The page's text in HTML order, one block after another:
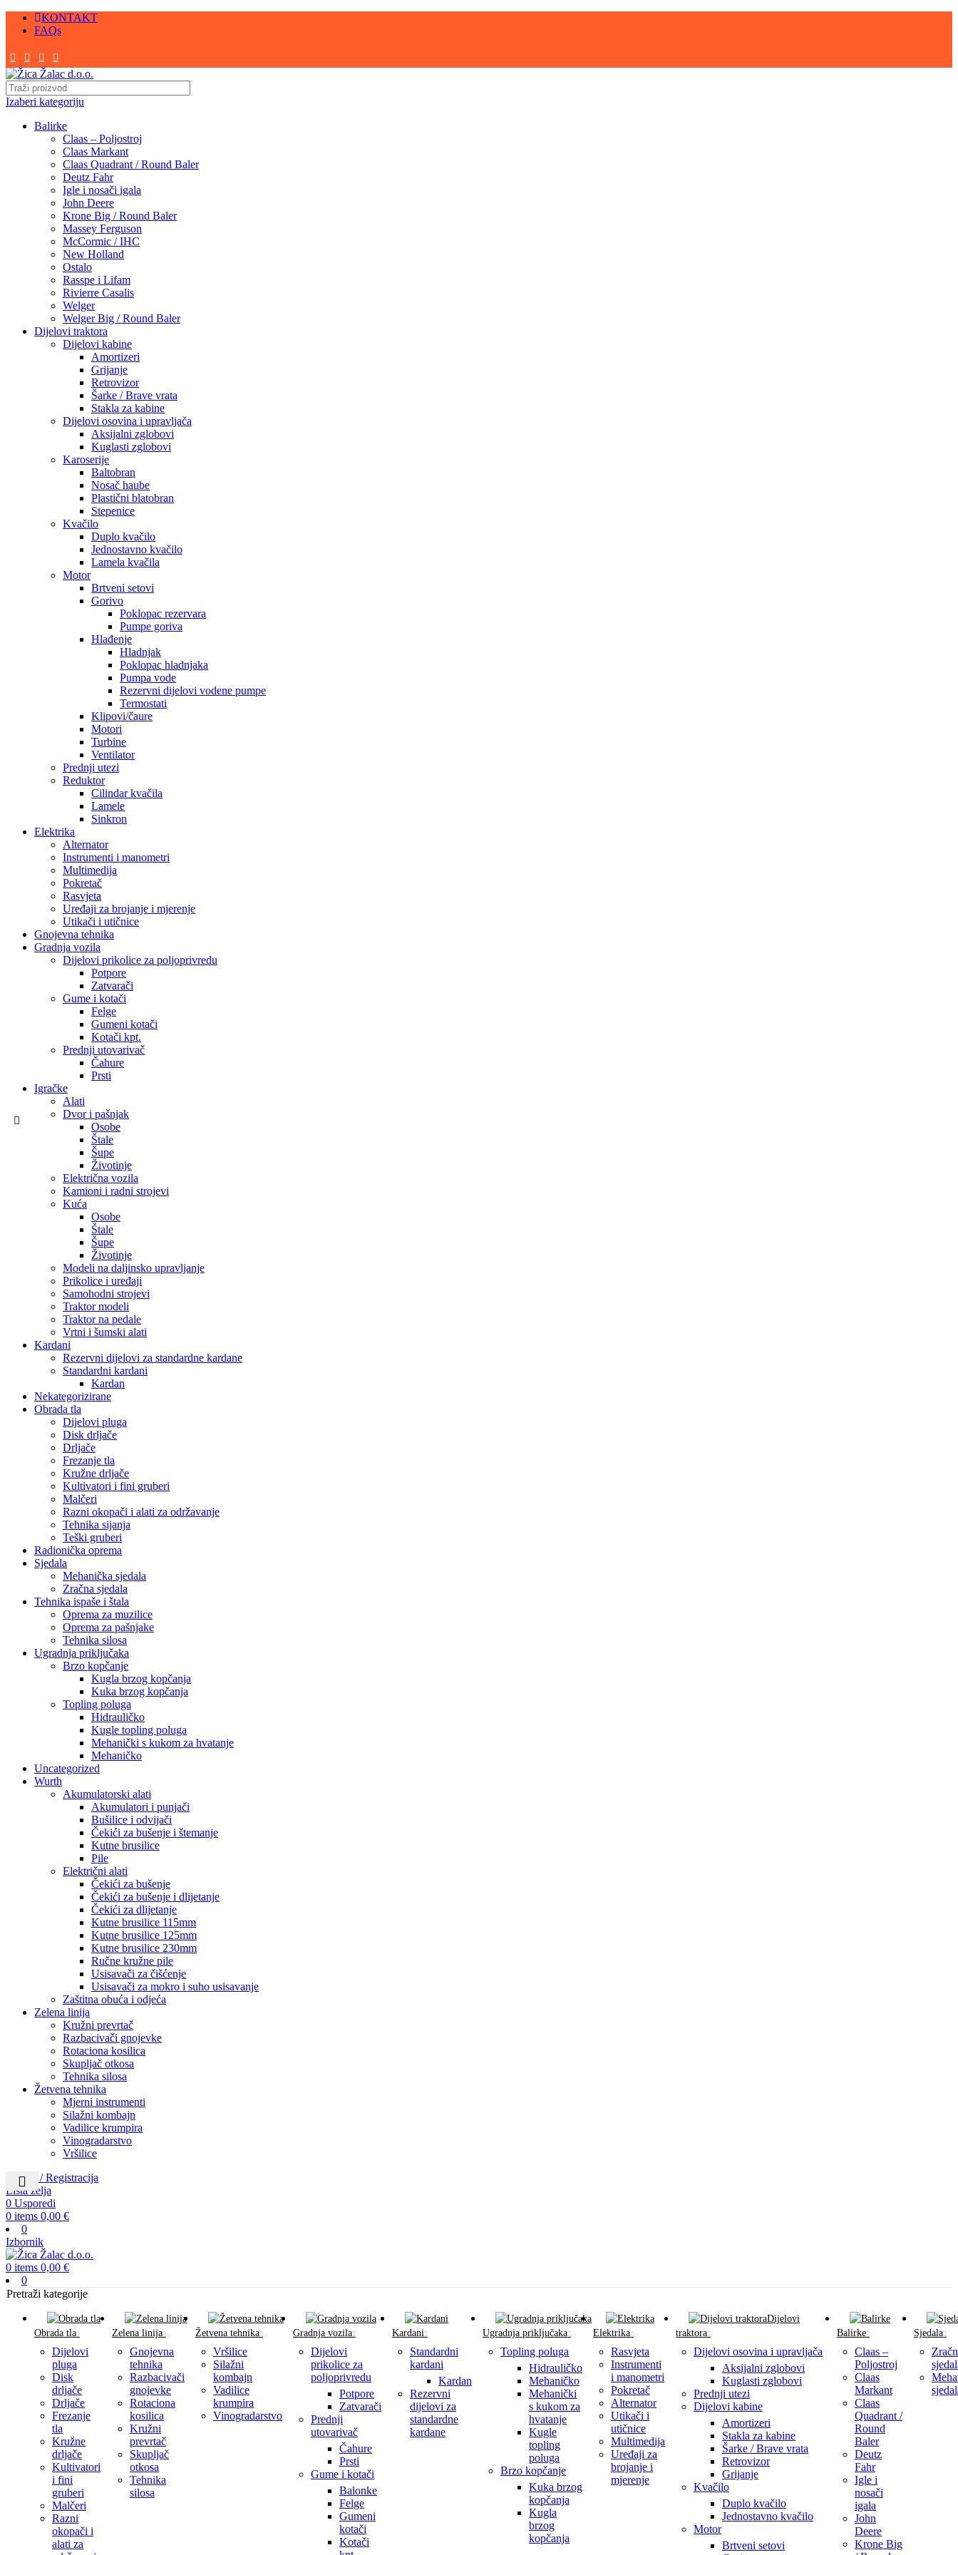
KONTAKT
FAQs
Izaberi kategoriju
Balirke
Claas – Poljostroj
Claas Markant
Claas Quadrant / Round Baler
Deutz Fahr
Igle i nosači igala
John Deere
Krone Big / Round Baler
Massey Ferguson
McCormic / IHC
New Holland
Ostalo
Rasspe i Lifam
Rivierre Casalis
Welger
Welger Big / Round Baler
Dijelovi traktora
Dijelovi kabine
Amortizeri
Grijanje
Retrovizor
Šarke / Brave vrata
Stakla za kabine
Dijelovi osovina i upravljača
Aksijalni zglobovi
Kuglasti zglobovi
Karoserije
Baltobran
Nosač haube
Plastični blatobran
Stepenice
Kvačilo
Duplo kvačilo
Jednostavno kvačilo
Lamela kvačila
Motor
Brtveni setovi
Gorivo
Poklopac rezervara
Pumpe goriva
Hlađenje
Hladnjak
Poklopac hladnjaka
Pumpa vode
Rezervni dijelovi vodene pumpe
Termostati
Klipovi/čaure
Motori
Turbine
Ventilator
Prednji utezi
Reduktor
Cilindar kvačila
Lamele
Sinkron
Elektrika
Alternator
Instrumenti i manometri
Multimedija
Pokretač
Rasvjeta
Uređaji za brojanje i mjerenje
Utikači i utičnice
Gnojevna tehnika
Gradnja vozila
Dijelovi prikolice za poljoprivredu
Potpore
Zatvarači
Gume i kotači
Felge
Gumeni kotači
Kotači kpt.
Prednji utovarivač
Čahure
Prsti
Igračke
Alati
Dvor i pašnjak
Osobe
Štale
Šupe
Životinje
Električna vozila
Kamioni i radni strojevi
Kuća
Osobe
Štale
Šupe
Životinje
Modeli na daljinsko upravljanje
Prikolice i uređaji
Samohodni strojevi
Traktor modeli
Traktor na pedale
Vrtni i šumski alati
Kardani
Rezervni dijelovi za standardne kardane
Standardni kardani
Kardan
Nekategorizirane
Obrada tla
Dijelovi pluga
Disk drljače
Drljače
Frezanje tla
Kružne drljače
Kultivatori i fini gruberi
Malčeri
Razni okopači i alati za održavanje
Tehnika sijanja
Teški gruberi
Radionička oprema
Sjedala
Mehanička sjedala
Zračna sjedala
Tehnika ispaše i štala
Oprema za muzilice
Oprema za pašnjake
Tehnika silosa
Ugradnja priključaka
Brzo kopčanje
Kugla brzog kopčanja
Kuka brzog kopčanja
Topling poluga
Hidrauličko
Kugle topling poluga
Mehanički s kukom za hvatanje
Mehaničko
Uncategorized
Wurth
Akumulatorski alati
Akumulatori i punjači
Bušilice i odvijači
Čekići za bušenje i štemanje
Kutne brusilice
Pile
Električni alati
Čekići za bušenje
Čekići za bušenje i dlijetanje
Čekići za dlijetanje
Kutne brusilice 115mm
Kutne brusilice 125mm
Kutne brusilice 230mm
Ručne kružne pile
Usisavači za čišćenje
Usisavači za mokro i suho usisavanje
Zaštitna obuća i odjeća
Zelena linija
Kružni prevrtač
Razbacivači gnojevke
Rotaciona kosilica
Skupljač otkosa
Tehnika silosa
Žetvena tehnika
Mjerni instrumenti
Silažni kombajn
Vadilice krumpira
Vinogradarstvo
Vršilice
Prijava / Registracija
Lista želja
0 Usporedi
0 items 0,00 €
0
Izbornik
0 items 0,00 €
0
Pretraži kategorije
Obrada tla
Dijelovi
pluga
Disk
drljače
Drljače
Frezanje
tla
Kružne
drljače
Kultivatori
i fini
gruberi
Malčeri
Razni
okopači i
alati za
Zelena linija
Gnojevna
tehnika
Razbacivači
gnojevke
Rotaciona
kosilica
Kružni
prevrtač
Skupljač
otkosa
Tehnika
silosa
Žetvena tehnika
Vršilice
Silažni
kombajn
Vadilice
krumpira
Vinogradarstvo
Gradnja vozila
Dijelovi
prikolice za
poljoprivredu
Potpore
Zatvarači
Prednji
utovarivač
Čahure
Prsti
Gume i kotači
Balonke
Felge
Gumeni
kotači
Kotači
Kardani
Standardni
kardani
Kardan
Rezervni
dijelovi za
standardne
kardane
Ugradnja priključaka
Topling poluga
Hidrauličko
Mehaničko
Mehanički
s kukom za
hvatanje
Kugle
topling
poluga
Brzo kopčanje
Kuka brzog
kopčanja
Kugla
brzog
kopčanja
Elektrika
Rasvjeta
Instrumenti
i manometri
Pokretač
Alternator
Utikači i
utičnice
Multimedija
Uređaji za
brojanje i
mjerenje
Dijelovi
traktora
Dijelovi osovina i upravljača
Aksijalni zglobovi
Kuglasti zglobovi
Prednji utezi
Dijelovi kabine
Amortizeri
Stakla za kabine
Šarke / Brave vrata
Retrovizor
Grijanje
Kvačilo
Duplo kvačilo
Jednostavno kvačilo
Motor
Brtveni setovi
Balirke
Claas –
Poljostroj
Claas
Markant
Claas
Quadrant /
Round
Baler
Deutz
Fahr
Igle i
nosači
igala
John
Deere
Krone Big
Sjedala